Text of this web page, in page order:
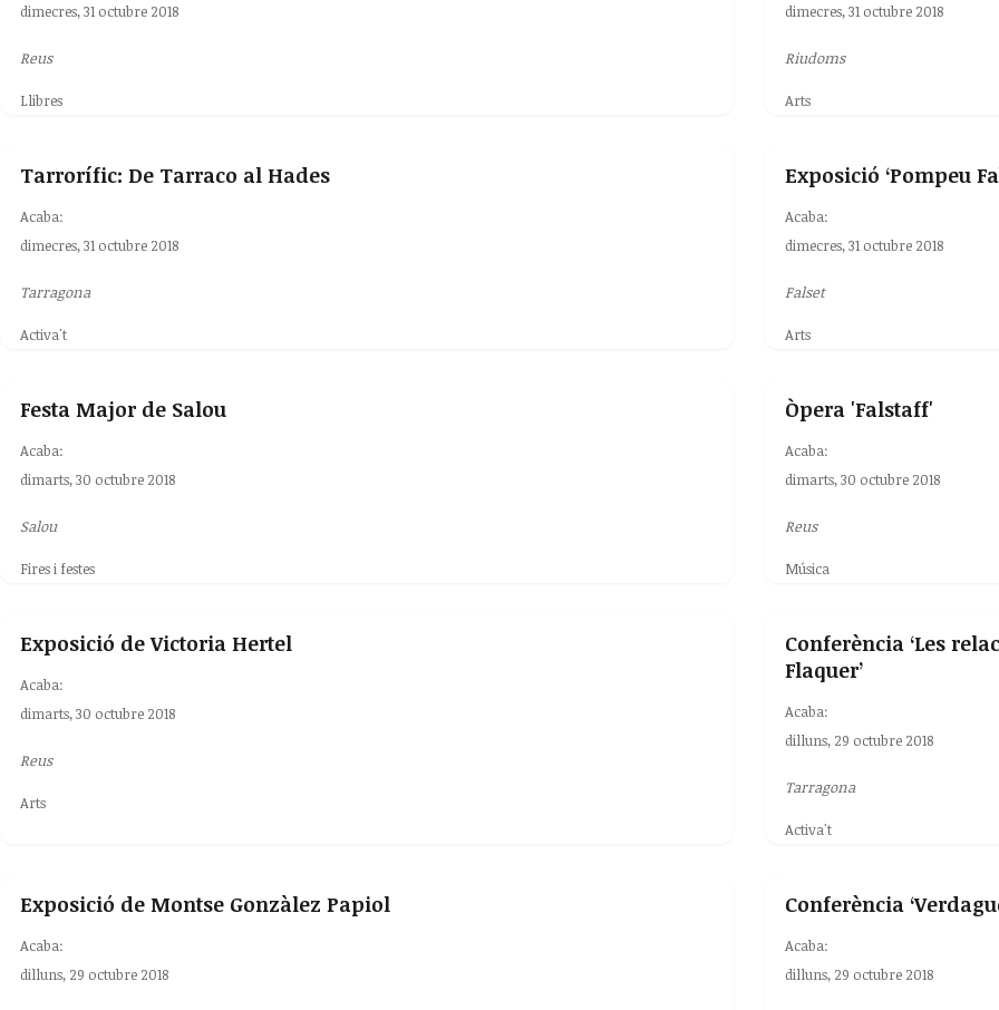
dimecres, 31 octubre 2018
Reus
Llibres
dimecres, 31 octubre 2018
Riudoms
Arts
Tarrorífic: De Tarraco al Hades
Acaba:
dimecres, 31 octubre 2018
Tarragona
Activa't
Exposició ‘Pompeu
Acaba:
dimecres, 31 octubre 2018
Falset
Arts
Festa Major de Salou
Acaba:
dimarts, 30 octubre 2018
Salou
Fires i festes
Òpera 'Falstaff'
Acaba:
dimarts, 30 octubre 2018
Reus
Música
Exposició de Victoria Hertel
Acaba:
dimarts, 30 octubre 2018
Reus
Arts
Conferència ‘Les
Flaquer’
Acaba:
dilluns, 29 octubre 2018
Tarragona
Activa't
Exposició de Montse Gonzàlez Papiol
Acaba:
dilluns, 29 octubre 2018
Conferència
Acaba:
dilluns, 29 octubre 2018